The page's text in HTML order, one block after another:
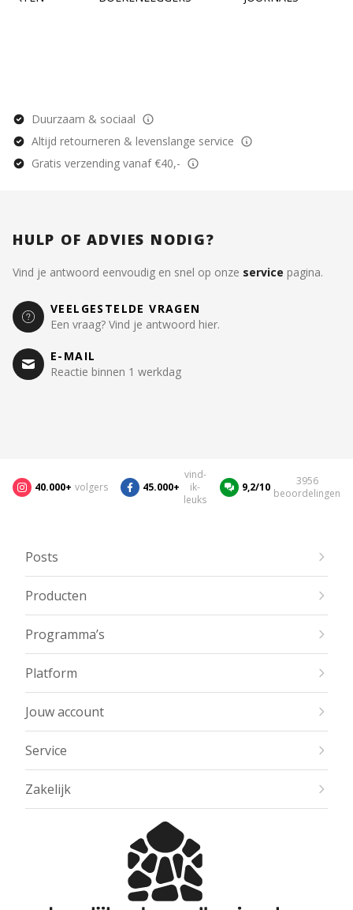
Duurzaam & sociaal
Altijd retourneren & levenslange service
Gratis verzending vanaf €40,-
HULP OF ADVIES NODIG?
Vind je antwoord eenvoudig en snel op onze service pagina.
VEELGESTELDE VRAGEN
Een vraag? Vind je antwoord hier.
E-MAIL
Reactie binnen 1 werkdag
40.000+ volgers 45.000+
vind-
ik-
leuks
9,2/10
3956
beoordelingen
Posts
Producten
Programma’s
Platform
Jouw account
Service
Zakelijk